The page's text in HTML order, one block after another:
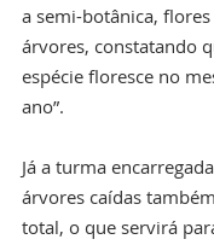
a semi-botânica,
árvores, constatando
espécie floresce no
ano”.
Já a turma
árvores caídas
total, o que servirá